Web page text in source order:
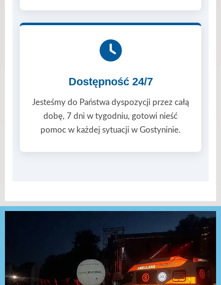
Dostępność 24/7
Jesteśmy do Państwa dyspozycji przez całą
dobę, 7 dni w tygodniu, gotowi nieść
pomoc w każdej sytuacji w Gostyninie.